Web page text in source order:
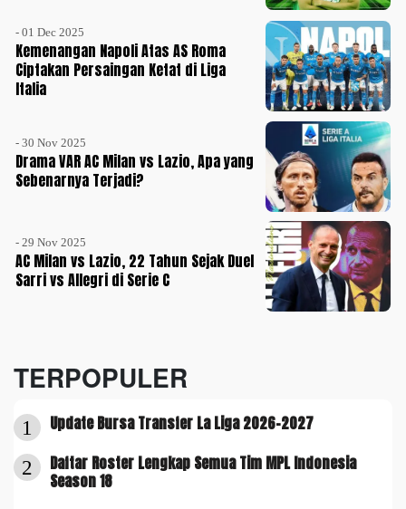
- 01 Dec 2025
Kemenangan Napoli Atas AS Roma
Ciptakan Persaingan Ketat di Liga
Italia
- 30 Nov 2025
Drama VAR AC Milan vs Lazio, Apa yang
Sebenarnya Terjadi?
- 29 Nov 2025
AC Milan vs Lazio, 22 Tahun Sejak Duel
Sarri vs Allegri di Serie C
TERPOPULER
1 Update Bursa Transfer La Liga 2026-2027
2
Daftar Roster Lengkap Semua Tim MPL Indonesia
Season 18